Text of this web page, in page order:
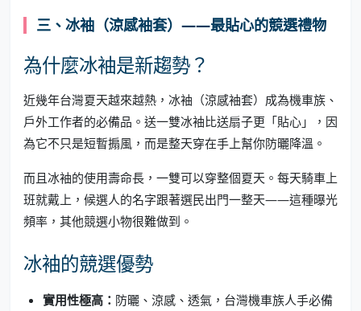
三、冰袖（涼感袖套）——最貼心的競選禮物
為什麼冰袖是新趨勢？
近幾年台灣夏天越來越熱，冰袖（涼感袖套）成為機車族、
戶外工作者的必備品。送一雙冰袖比送扇子更「貼心」，因
為它不只是短暫搧風，而是整天穿在手上幫你防曬降溫。
而且冰袖的使用壽命長，一雙可以穿整個夏天。每天騎車上
班就戴上，候選人的名字跟著選民出門一整天——這種曝光
頻率，其他競選小物很難做到。
冰袖的競選優勢
實用性極高： 防曬、涼感、透氣，台灣機車族人手必備